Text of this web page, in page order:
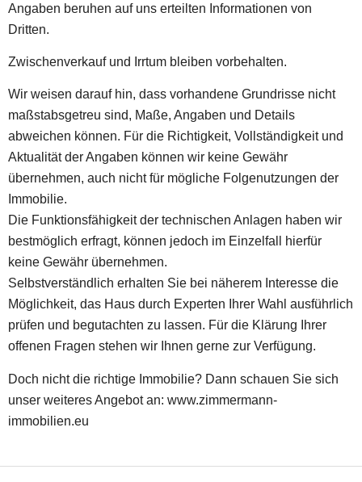
Angaben beruhen auf uns erteilten Informationen von
Dritten.
Zwischenverkauf und Irrtum bleiben vorbehalten.
Wir weisen darauf hin, dass vorhandene Grundrisse nicht
maßstabsgetreu sind, Maße, Angaben und Details
abweichen können. Für die Richtigkeit, Vollständigkeit und
Aktualität der Angaben können wir keine Gewähr
übernehmen, auch nicht für mögliche Folgenutzungen der
Immobilie.
Die Funktionsfähigkeit der technischen Anlagen haben wir
bestmöglich erfragt, können jedoch im Einzelfall hierfür
keine Gewähr übernehmen.
Selbstverständlich erhalten Sie bei näherem Interesse die
Möglichkeit, das Haus durch Experten Ihrer Wahl ausführlich
prüfen und begutachten zu lassen. Für die Klärung Ihrer
offenen Fragen stehen wir Ihnen gerne zur Verfügung.
Doch nicht die richtige Immobilie? Dann schauen Sie sich
unser weiteres Angebot an: www.zimmermann-
immobilien.eu